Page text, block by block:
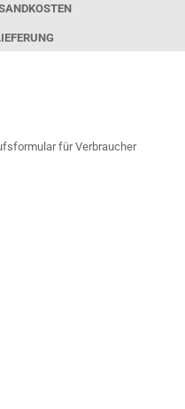
für Verbraucher